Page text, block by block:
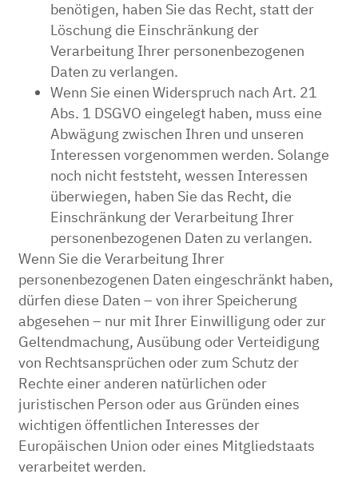
benötigen, haben Sie das Recht, statt der
Löschung die Einschränkung der
Verarbeitung Ihrer personenbezogenen
Daten zu verlangen.
Wenn Sie einen Widerspruch nach Art. 21
Abs. 1 DSGVO eingelegt haben, muss eine
Abwägung zwischen Ihren und unseren
Interessen vorgenommen werden. Solange
noch nicht feststeht, wessen Interessen
überwiegen, haben Sie das Recht, die
Einschränkung der Verarbeitung Ihrer
personenbezogenen Daten zu verlangen.
Wenn Sie die Verarbeitung Ihrer
personenbezogenen Daten eingeschränkt haben,
dürfen diese Daten – von ihrer Speicherung
abgesehen – nur mit Ihrer Einwilligung oder zur
Geltendmachung, Ausübung oder Verteidigung
von Rechtsansprüchen oder zum Schutz der
Rechte einer anderen natürlichen oder
juristischen Person oder aus Gründen eines
wichtigen öffentlichen Interesses der
Europäischen Union oder eines Mitgliedstaats
verarbeitet werden.